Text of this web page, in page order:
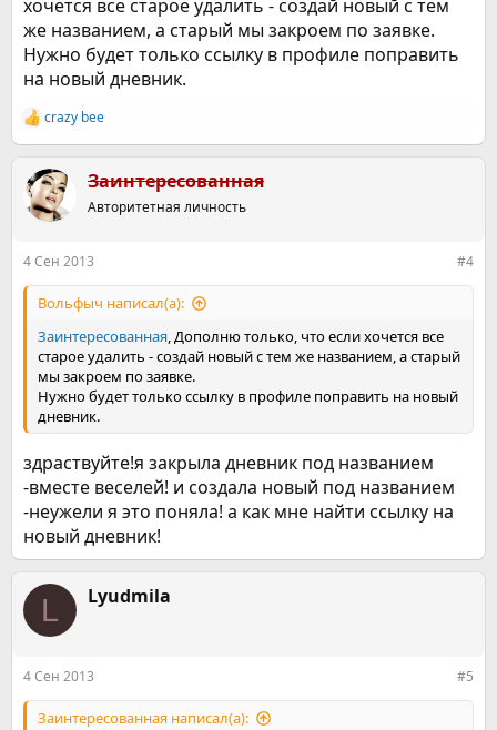
хочется все старое удалить - создай новый с тем
же названием, а старый мы закроем по заявке.
Нужно будет только ссылку в профиле поправить
на новый дневник.
Р
е
к
ц
и
crazy bee
Заинтересованная
Авторитетная личность
4 Сен 2013 #4
Вольфыч написал(а):
Заинтересованная, Дополню только, что если хочется все
старое удалить - создай новый с тем же названием, а старый
мы закроем по заявке.
Нужно будет только ссылку в профиле поправить на новый
дневник.
здраствуйте!я закрыла дневник под названием
-вместе веселей! и создала новый под названием
-неужели я это поняла! а как мне найти ссылку на
новый дневник!
L Lyudmila
4 Сен 2013 #5
Заинтересованная написал(а):